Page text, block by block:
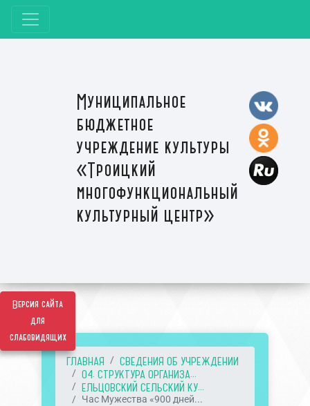
Версия сайта
для
слабовидящих
Муниципальное
бюджетное
учреждение культуры
«Троицкий
многофункциональный
культурный центр»
ГЛАВНАЯ
СВЕДЕНИЯ ОБ УЧРЕЖДЕНИИ
04. СТРУКТУРА ОРГАНИЗА...
ЕЛЬЦОВСКИЙ СЕЛЬСКИЙ КУ...
Час Мужества «900 дней...